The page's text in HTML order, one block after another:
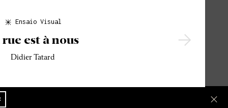
Ensaio Visual
rue est à nous
Didier Tatard